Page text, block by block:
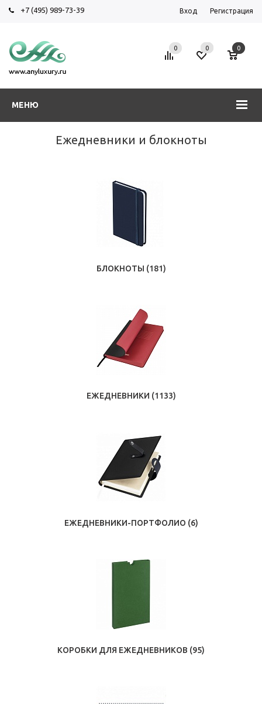
+7 (495) 989-73-39 Вход Регистрация
МЕНЮ
0 0 0
Ежедневники и блокноты
БЛОКНОТЫ (181)
ЕЖЕДНЕВНИКИ (1133)
ЕЖЕДНЕВНИКИ-ПОРТФОЛИО (6)
КОРОБКИ ДЛЯ ЕЖЕДНЕВНИКОВ (95)